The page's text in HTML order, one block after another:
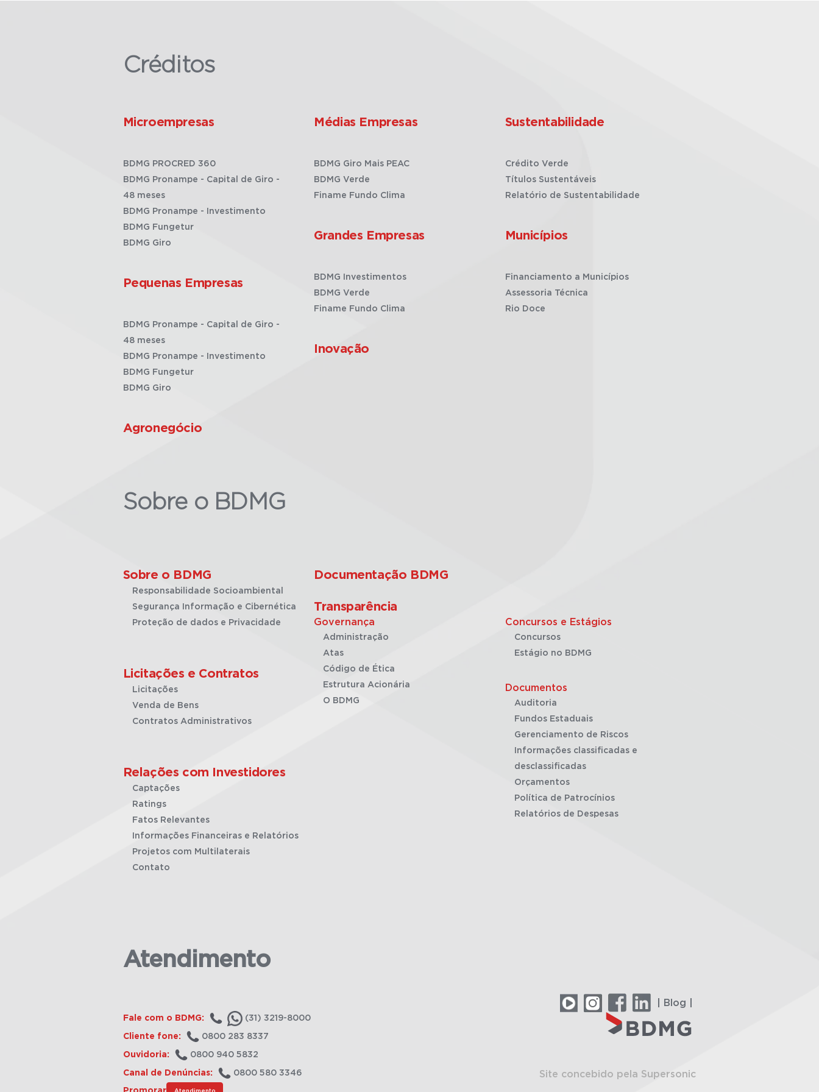
Créditos
Microempresas
BDMG PROCRED 360
BDMG Pronampe - Capital de Giro -
48 meses
BDMG Pronampe - Investimento
BDMG Fungetur
BDMG Giro
Pequenas Empresas
BDMG Pronampe - Capital de Giro -
48 meses
BDMG Pronampe - Investimento
BDMG Fungetur
BDMG Giro
Agronegócio
Médias Empresas
BDMG Giro Mais PEAC
BDMG Verde
Finame Fundo Clima
Grandes Empresas
BDMG Investimentos
BDMG Verde
Finame Fundo Clima
Inovação
Sustentabilidade
Crédito Verde
Títulos Sustentáveis
Relatório de Sustentabilidade
Municípios
Financiamento a Municípios
Assessoria Técnica
Rio Doce
Sobre o BDMG
Sobre o BDMG
Responsabilidade Socioambiental
Segurança Informação e Cibernética
Proteção de dados e Privacidade
Licitações e Contratos
Licitações
Venda de Bens
Contratos Administrativos
Relações com Investidores
Captações
Ratings
Fatos Relevantes
Informações Financeiras e Relatórios
Projetos com Multilaterais
Contato
Documentação BDMG
Transparência
Governança
Administração
Atas
Código de Ética
Estrutura Acionária
O BDMG
Concursos e Estágios
Concursos
Estágio no BDMG
Documentos
Auditoria
Fundos Estaduais
Gerenciamento de Riscos
Informações classificadas e
desclassificadas
Orçamentos
Política de Patrocínios
Relatórios de Despesas
Atendimento
Fale com o BDMG: (31) 3219-8000
Cliente fone: 0800 283 8337
Ouvidoria: 0800 940 5832
Canal de Denúncias: 0800 580 3346
Atendimento
| Blog |
Site concebido pela Supersonic